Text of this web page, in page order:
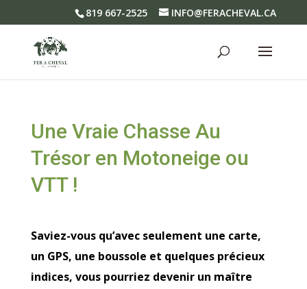
819 667-2525 INFO@FERACHEVAL.CA
Une Vraie Chasse Au
Trésor en Motoneige ou
VTT !
Saviez-vous qu’avec seulement une carte,
un GPS, une boussole et quelques précieux
indices, vous pourriez devenir un maître